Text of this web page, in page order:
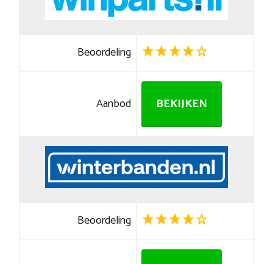
Beoordeling
Aanbod BEKIJKEN
Beoordeling